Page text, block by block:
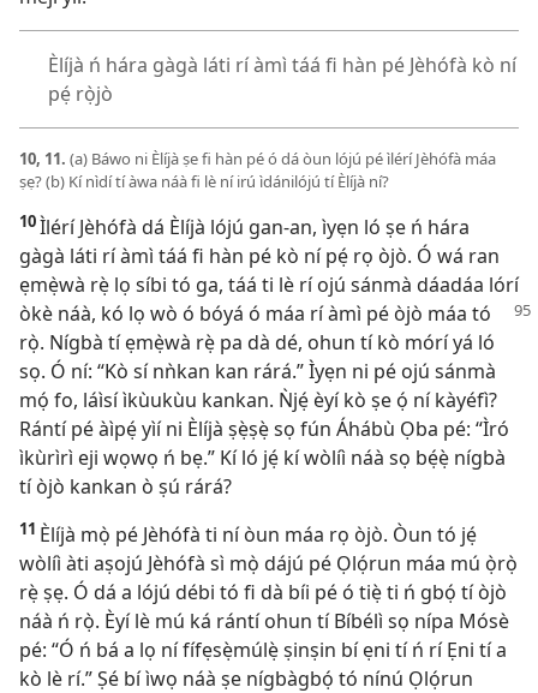
Èlíjà ń hára gàgà láti rí àmì táá fi hàn pé Jèhófà kò ní
pẹ́ rọ̀jò
10, 11. (a) Báwo ni Èlíjà ṣe fi hàn pé ó dá òun lójú pé ìlérí Jèhófà máa
ṣẹ? (b) Kí nìdí tí àwa náà fi lè ní irú ìdánilójú tí Èlíjà ní?
10Ìlérí Jèhófà dá Èlíjà lójú gan-an, ìyẹn ló ṣe ń hára
gàgà láti rí àmì táá fi hàn pé kò ní pẹ́ rọ òjò. Ó wá ran
ẹmẹ̀wà rẹ̀ lọ síbi tó ga, táá ti lè rí ojú sánmà dáadáa lórí
òkè náà, kó lọ wò ó bóyá ó máa rí àmì pé òjò máa tó
rọ̀. Nígbà tí ẹmẹ̀wà rẹ̀ pa dà dé, ohun tí kò mórí yá ló
sọ. Ó ní: “Kò sí nǹkan kan rárá.” Ìyẹn ni pé ojú sánmà
mọ́ fo, láìsí ìkùukùu kankan. Ǹjẹ́ èyí kò ṣe ọ́ ní kàyéfì?
Rántí pé àìpẹ́ yìí ni Èlíjà ṣẹ̀ṣẹ̀ sọ fún Áhábù Ọba pé: “Ìró
ìkùrìrì eji wọwọ ń bẹ.” Kí ló jẹ́ kí wòlíì náà sọ bẹ́ẹ̀ nígbà
tí òjò kankan ò ṣú rárá?
11 Èlíjà mọ̀ pé Jèhófà ti ní òun máa rọ òjò. Òun tó jẹ́
wòlíì àti aṣojú Jèhófà sì mọ̀ dájú pé Ọlọ́run máa mú ọ̀rọ̀
rẹ̀ ṣẹ. Ó dá a lójú débi tó fi dà bíi pé ó tiẹ̀ ti ń gbọ́ tí òjò
náà ń rọ̀. Èyí lè mú ká rántí ohun tí Bíbélì sọ nípa Mósè
pé: “Ó ń bá a lọ ní fífẹsẹ̀múlẹ̀ ṣinṣin bí ẹni tí ń rí Ẹni tí a
kò lè rí.” Ṣé bí ìwọ náà ṣe nígbàgbọ́ tó nínú Ọlọ́run